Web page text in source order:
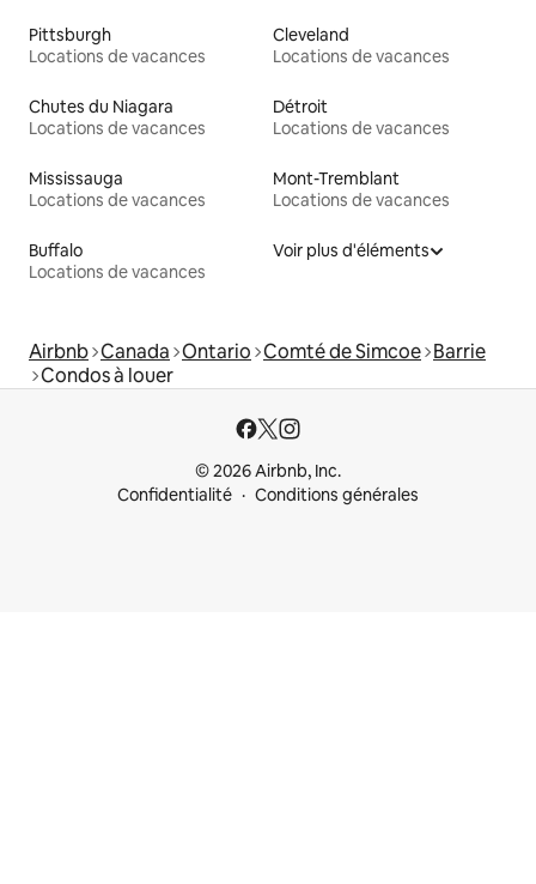
Pittsburgh
Locations de vacances
Cleveland
Locations de vacances
Chutes du Niagara
Locations de vacances
Détroit
Locations de vacances
Mississauga
Locations de vacances
Mont-Tremblant
Locations de vacances
Buffalo
Locations de vacances
Voir plus d'éléments
Airbnb Canada Ontario Comté de Simcoe Barrie
Condos à louer
© 2026 Airbnb, Inc.
Confidentialité
Conditions générales